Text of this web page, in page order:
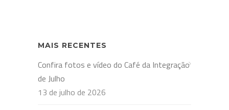
MAIS RECENTES
Confira fotos e vídeo do Café da Integração
de Julho
13 de julho de 2026